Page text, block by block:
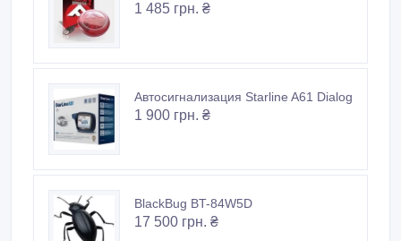
1 485 грн. ₴
Автосигнализация Starline A61 Dialog
1 900 грн. ₴
BlackBug BT-84W5D
17 500 грн. ₴